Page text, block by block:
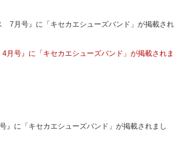
7月号』に「キセカエシューズバンド」が掲載され
月号』に「キセカエシューズバンド」が掲載されま
』に「キセカエシューズバンド」が掲載されまし